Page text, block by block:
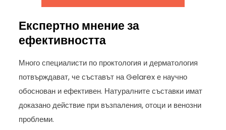
Експертно мнение за
ефективността
Много специалисти по проктология и дерматология
потвърждават, че съставът на Gelarex е научно
обоснован и ефективен. Натуралните съставки имат
доказано действие при възпаления, отоци и венозни
проблеми.